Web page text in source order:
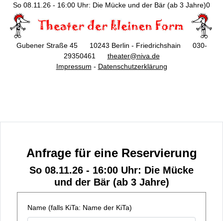
So 08.11.26 - 16:00 Uhr: Die Mücke und der Bär (ab 3 Jahre)0
Gubener Straße 45 10243 Berlin - Friedrichshain 030-
29350461 theater@niva.de
Impressum - Datenschutzerklärung
Anfrage für eine Reservierung
So 08.11.26 - 16:00 Uhr: Die Mücke
und der Bär (ab 3 Jahre)
Name (falls KiTa: Name der KiTa)